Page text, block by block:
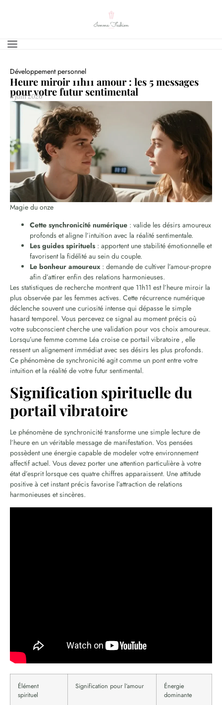
Développement personnel
Heure miroir 11h11 amour : les 5 messages
pour votre futur sentimental
8 juin 2026
Magie du onze
Cette synchronicité numérique : valide les désirs amoureux
profonds et aligne l’intuition avec la réalité sentimentale.
Les guides spirituels : apportent une stabilité émotionnelle et
favorisent la fidélité au sein du couple.
Le bonheur amoureux: demande de cultiver l’amour-propre
afin d’attirer enfin des relations harmonieuses.
Les statistiques de recherche montrent que 11h11 est l’heure miroir la
plus observée par les femmes actives. Cette récurrence numérique
déclenche souvent une curiosité intense qui dépasse le simple
hasard temporel. Vous percevez ce signal au moment précis où
votre subconscient cherche une validation pour vos choix amoureux.
Lorsqu’une femme comme Léa croise ce portail vibratoire , elle
ressent un alignement immédiat avec ses désirs les plus profonds.
Ce phénomène de synchronicité agit comme un pont entre votre
intuition et la réalité de votre futur sentimental.
Signification spirituelle du
portail vibratoire
Le phénomène de synchronicité transforme une simple lecture de
l’heure en un véritable message de manifestation. Vos pensées
possèdent une énergie capable de modeler votre environnement
affectif actuel. Vous devez porter une attention particulière à votre
état d’esprit lorsque ces quatre chiffres apparaissent. Une attitude
positive à cet instant précis favorise l’attraction de relations
harmonieuses et sincères.
Élément
spirituel
Signification pour l’amour
Énergie
dominante